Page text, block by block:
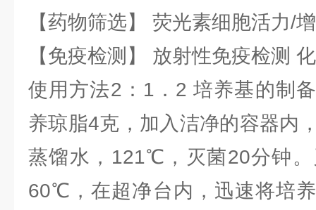
【药物筛选】 荧光素细胞活力/
【免疫检测】 放射性免疫检测
使用方法2：1．2 培养基的制
养琼脂4克，加入洁净的容器内
蒸馏水，121℃，灭菌20分钟
60℃，在超净台内，迅速将培